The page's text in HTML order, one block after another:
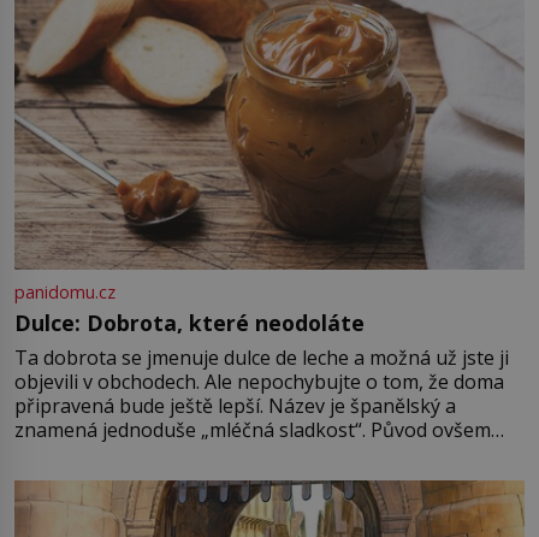
panidomu.cz
Dulce: Dobrota, které neodoláte
Ta dobrota se jmenuje dulce de leche a možná už jste ji
objevili v obchodech. Ale nepochybujte o tom, že doma
připravená bude ještě lepší. Název je španělský a
znamená jednoduše „mléčná sladkost“. Původ ovšem
pře hned několik latinskoamerických zemí a k tomu
Francie, kde se traduje,